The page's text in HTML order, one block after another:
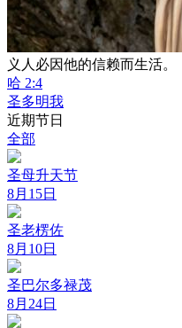
义人必因他的信赖而生活。
哈 2:4
圣多明我
近期节日
全部
圣母升天节
8月15日
圣老楞佐
8月10日
圣巴尔多禄茂
8月24日